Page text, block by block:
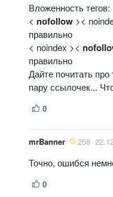
Вложенность тегов:
< nofollow ><
правильно
< noindex ><
правильно
Дайте почитать
пару ссылочек...
0
mrBanner 258
Точно, ошибся
0